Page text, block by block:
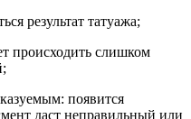
результат татуажа;
происходить слишком
появится
даст неправильный или